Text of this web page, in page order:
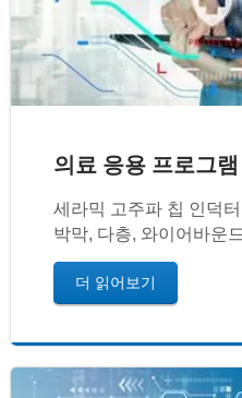
의료 응용 프로그램
세라믹 고주파 칩 인덕
박막, 다층, 와이어바운
더 읽어보기